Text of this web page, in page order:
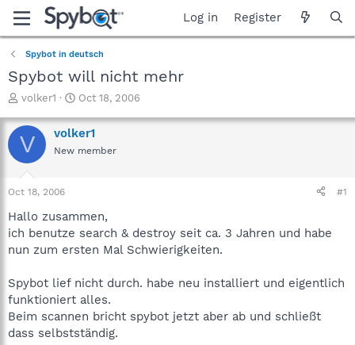
Log in Register
Spybot in deutsch
Spybot will nicht mehr
T
r
e
a
t
a
t
e
volker1
S
a
r
t
e
Oct 18, 2006
V volker1
New member
Oct 18, 2006 #1
Hallo zusammen,
ich benutze search & destroy seit ca. 3 Jahren und habe
nun zum ersten Mal Schwierigkeiten.
Spybot lief nicht durch. habe neu installiert und eigentlich
funktioniert alles.
Beim scannen bricht spybot jetzt aber ab und schließt
dass selbstständig.